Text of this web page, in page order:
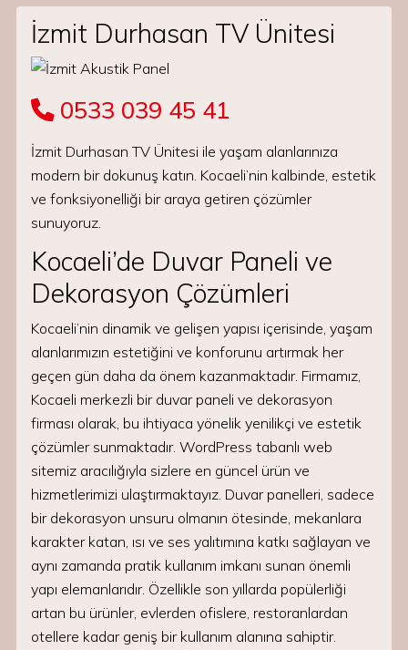
İzmit Durhasan TV Ünitesi
0533 039 45 41
İzmit Durhasan TV Ünitesi ile yaşam alanlarınıza
modern bir dokunuş katın. Kocaeli’nin kalbinde, estetik
ve fonksiyonelliği bir araya getiren çözümler
sunuyoruz.
Kocaeli’de Duvar Paneli ve
Dekorasyon Çözümleri
Kocaeli’nin dinamik ve gelişen yapısı içerisinde, yaşam
alanlarımızın estetiğini ve konforunu artırmak her
geçen gün daha da önem kazanmaktadır. Firmamız,
Kocaeli merkezli bir duvar paneli ve dekorasyon
firması olarak, bu ihtiyaca yönelik yenilikçi ve estetik
çözümler sunmaktadır. WordPress tabanlı web
sitemiz aracılığıyla sizlere en güncel ürün ve
hizmetlerimizi ulaştırmaktayız. Duvar panelleri, sadece
bir dekorasyon unsuru olmanın ötesinde, mekanlara
karakter katan, ısı ve ses yalıtımına katkı sağlayan ve
aynı zamanda pratik kullanım imkanı sunan önemli
yapı elemanlarıdır. Özellikle son yıllarda popülerliği
artan bu ürünler, evlerden ofislere, restoranlardan
otellere kadar geniş bir kullanım alanına sahiptir.